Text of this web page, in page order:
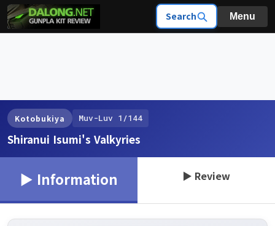
Search Menu
Kotobukiya Muv-Luv 1/144
Shiranui Isumi's Valkyries
▶ Information ▶ Review